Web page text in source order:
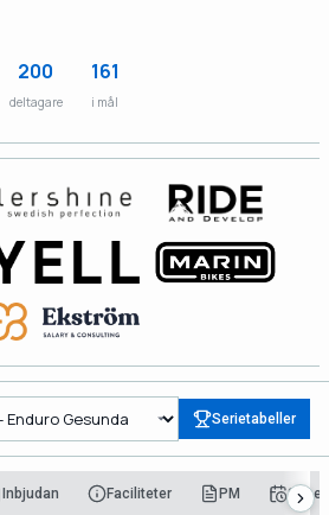
200
deltagare
161
i mål
Serietabeller
Inbjudan Faciliteter PM